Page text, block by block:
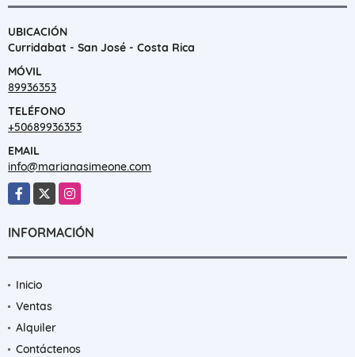
UBICACIÓN
Curridabat - San José - Costa Rica
MÓVIL
89936353
TELÉFONO
+50689936353
EMAIL
info@marianasimeone.com
Facebook
X Instagram
INFORMACIÓN
Inicio
Ventas
Alquiler
Contáctenos